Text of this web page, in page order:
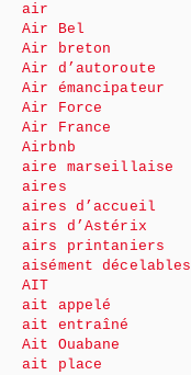
air
Air Bel
Air breton
Air d’autoroute
Air émancipateur
Air Force
Air France
Airbnb
aire marseillaise
aires
aires d’accueil
airs d’Astérix
airs printaniers
aisément décelables
AIT
ait appelé
ait entraîné
Ait Ouabane
ait place